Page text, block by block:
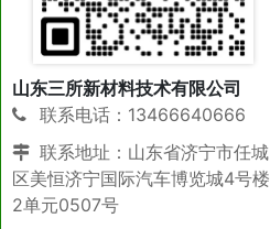
山东三所新材料技术有限公司
联系电话：13466640666
联系地址：山东省济宁市任城
区美恒济宁国际汽车博览城4号楼
2单元0507号